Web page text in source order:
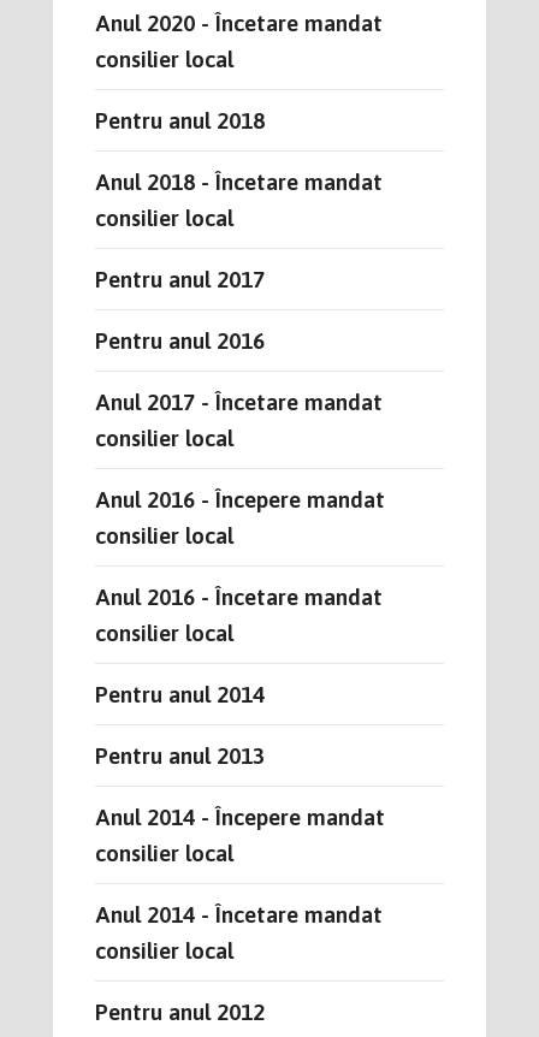
Anul 2020 - Încetare mandat
consilier local
Pentru anul 2018
Anul 2018 - Încetare mandat
consilier local
Pentru anul 2017
Pentru anul 2016
Anul 2017 - Încetare mandat
consilier local
Anul 2016 - Începere mandat
consilier local
Anul 2016 - Încetare mandat
consilier local
Pentru anul 2014
Pentru anul 2013
Anul 2014 - Începere mandat
consilier local
Anul 2014 - Încetare mandat
consilier local
Pentru anul 2012